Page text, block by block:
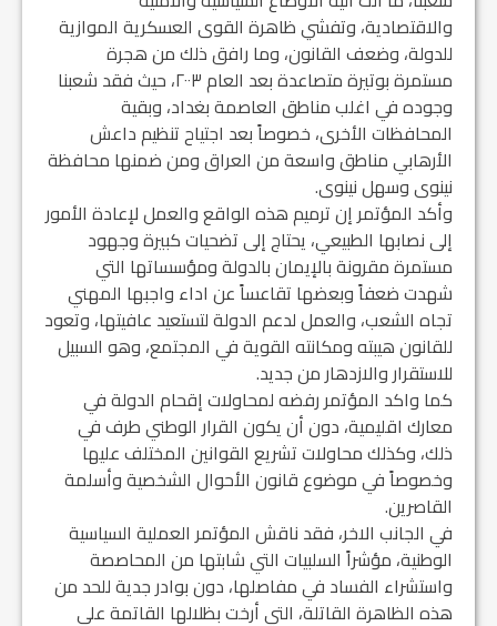
والاقتصادية، وتفشي ظاهرة القوى العسكرية الموازية
للدولة، وضعف القانون، وما رافق ذلك من هجرة
مستمرة بوتيرة متصاعدة بعد العام ٢٠٠٣، حيث فقد شعبنا
وجوده في اغلب مناطق العاصمة بغداد، وبقية
المحافظات الأخرى، خصوصاً بعد اجتياح تنظيم داعش
الأرهابي مناطق واسعة من العراق ومن ضمنها محافظة
نينوى وسهل نينوى.
وأكد المؤتمر إن ترميم هذه الواقع والعمل لإعادة الأمور
إلى نصابها الطبيعي، يحتاج إلى تضحيات كبيرة وجهود
مستمرة مقرونة بالإيمان بالدولة ومؤسساتها التي
شهدت ضعفاً وبعضها تقاعساً عن اداء واجبها المهني
تجاه الشعب، والعمل لدعم الدولة لتستعيد عافيتها، وتعود
للقانون هيبته ومكانته القوية في المجتمع، وهو السبيل
للاستقرار والازدهار من جديد.
كما واكد المؤتمر رفضه لمحاولات إقحام الدولة في
معارك اقليمية، دون أن يكون القرار الوطني طرف في
ذلك، وكذلك محاولات تشريع القوانين المختلف عليها
وخصوصاً في موضوع قانون الأحوال الشخصية وأسلمة
القاصرين.
في الجانب الاخر، فقد ناقش المؤتمر العملية السياسية
الوطنية، مؤشراً السلبيات التي شابتها من المحاصصة
واستشراء الفساد في مفاصلها، دون بوادر جدية للحد من
هذه الظاهرة القاتلة، التي أرخت بظلالها القاتمة على